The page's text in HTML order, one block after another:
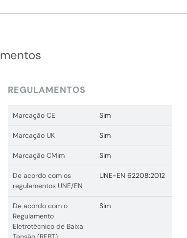
REGULAMENTOS
Marcação CE Sim
Marcação UK Sim
Marcação CMim Sim
De acordo com os
regulamentos UNE/EN
UNE-EN 62208:2012
De acordo com o
Regulamento
Eletrotécnico de Baixa
Sim